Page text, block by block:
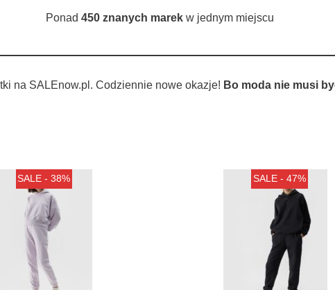
Ponad 450 znanych marekw jednym miejscu
na SALEnow.pl. Codziennie nowe okazje! Bo moda nie musi
SALE - 38% SALE - 47%